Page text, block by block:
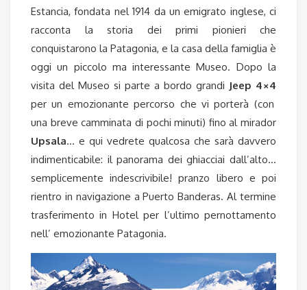
Estancia, fondata nel 1914 da un emigrato inglese, ci
racconta la storia dei primi pionieri che
conquistarono la Patagonia, e la casa della famiglia è
oggi un piccolo ma interessante Museo. Dopo la
visita del Museo si parte a bordo grandi Jeep 4×4
per un emozionante percorso che vi porterà (con
una breve camminata di pochi minuti) fino al mirador
Upsala… e qui vedrete qualcosa che sarà davvero
indimenticabile: il panorama dei ghiacciai dall’alto…
semplicemente indescrivibile! pranzo libero e poi
rientro in navigazione a Puerto Banderas. Al termine
trasferimento in Hotel per l’ultimo pernottamento
nell’ emozionante Patagonia.